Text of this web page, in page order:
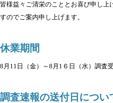
皆様益々ご清栄のこととお喜び申し
すのでご案内申し上げます。
休業期間
8月11日（金）～8月1６日（水）調査
調査速報の送付日につい